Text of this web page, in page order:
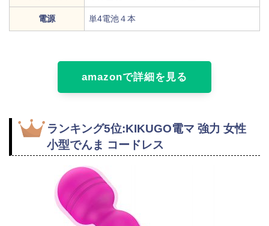
電源 単4電池４本
amazonで詳細を見る
ランキング5位:KIKUGO電マ 強力 女性
小型でんま コードレス